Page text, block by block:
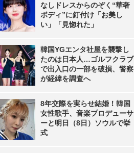
なしドレスからのぞく“華奢
ボディ”に釘付け「お美し
い」「見惚れた」
韓国YGエンタ社屋を襲撃し
たのは日本人…ゴルフクラブ
で出入口の一部を破損、警察
が経緯を調査へ
8年交際を実らせ結婚！韓国
女性歌手、音楽プロデューサ
ーと明日（8日）ソウルで挙
式